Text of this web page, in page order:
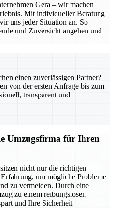
Gera – wir machen
Mit individueller Beratung
uns jeder Situation an. So
und Zuversicht angehen und
einen zuverlässigen Partner?
von der ersten Anfrage bis zum
transparent und
Umzugsfirma für Ihren
nicht nur die richtigen
um mögliche Probleme
zu vermeiden. Durch eine
zu einem reibungslosen
und Ihre Sicherheit